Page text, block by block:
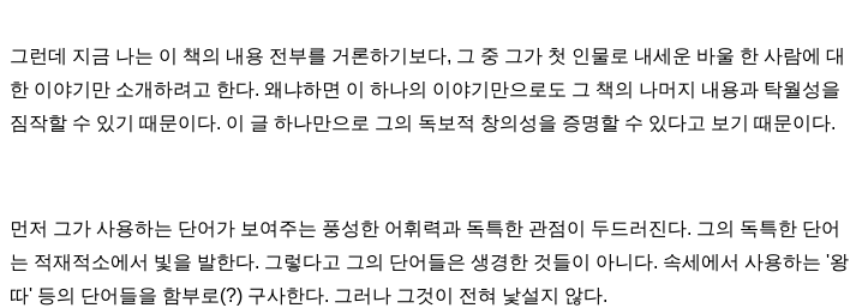
그런데 지금 나는 이 책의 내용 전부를 거론하기보다, 그 중 그가 첫 인물로 내세운 바울 한 사람에 대
한 이야기만 소개하려고 한다. 왜냐하면 이 하나의 이야기만으로도 그 책의 나머지 내용과 탁월성을
짐작할 수 있기 때문이다. 이 글 하나만으로 그의 독보적 창의성을 증명할 수 있다고 보기 때문이다.
먼저 그가 사용하는 단어가 보여주는 풍성한 어휘력과 독특한 관점이 두드러진다. 그의 독특한 단어
는 적재적소에서 빛을 발한다. 그렇다고 그의 단어들은 생경한 것들이 아니다. 속세에서 사용하는 '왕
따' 등의 단어들을 함부로(?) 구사한다. 그러나 그것이 전혀 낯설지 않다.